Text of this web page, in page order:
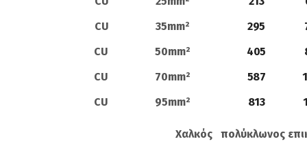
CU 35mm²
295
CU 50mm²
405
CU 70mm²
587
CU 95mm²
813
Χαλκός πολύκλωνος